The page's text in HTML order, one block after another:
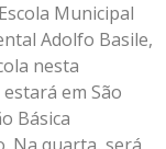
Municipal
Adolfo Basile,
nesta
em São
Básica